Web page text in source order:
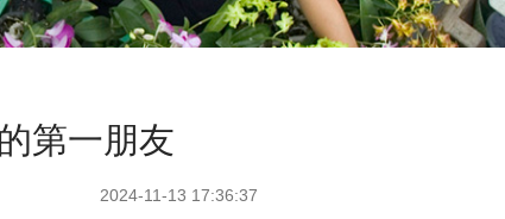
第一朋友
2024-11-13 17:36:37